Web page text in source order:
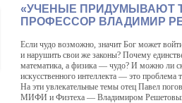
«УЧЕНЫЕ ПРИДУМЫВАЮТ
ПРОФЕССОР ВЛАДИМИР
Если чудо возможно, значит Бог может
и нарушить свои же законы? Почему
математика, а физика — чудо? И можно ли
искусственного интеллекта — это проблема
На эти увлекательные темы отец Павел
МИФИ и Физтеха — Владимиром